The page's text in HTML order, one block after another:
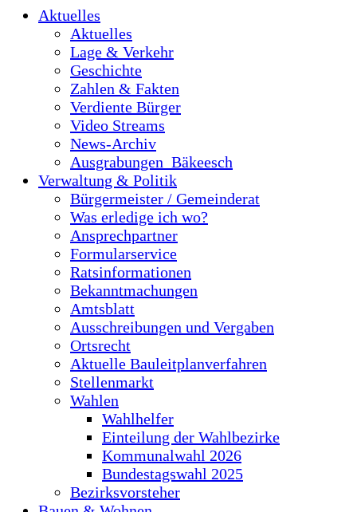
Aktuelles
Aktuelles
Lage & Verkehr
Geschichte
Zahlen & Fakten
Verdiente Bürger
Video Streams
News-Archiv
Ausgrabungen_Bäkeesch
Verwaltung & Politik
Bürgermeister / Gemeinderat
Was erledige ich wo?
Ansprechpartner
Formularservice
Ratsinformationen
Bekanntmachungen
Amtsblatt
Ausschreibungen und Vergaben
Ortsrecht
Aktuelle Bauleitplanverfahren
Stellenmarkt
Wahlen
Wahlhelfer
Einteilung der Wahlbezirke
Kommunalwahl 2026
Bundestagswahl 2025
Bezirksvorsteher